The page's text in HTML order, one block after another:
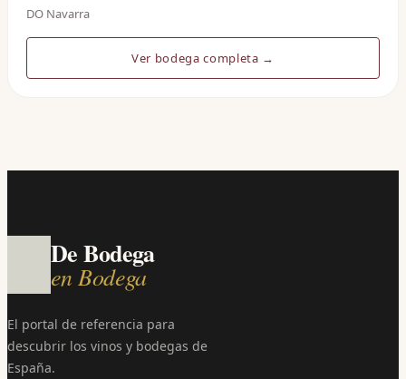
DO Navarra
Ver bodega completa →
De Bodega
en Bodega
El portal de referencia para
descubrir los vinos y bodegas de
España.